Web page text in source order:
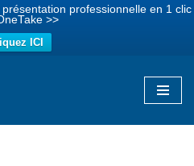
professionnelle en 1 clic
>>
ICI